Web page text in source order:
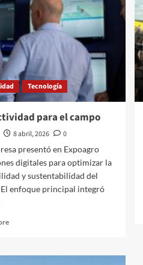
Tecnología
para el campo
8 abril, 2026
0
presentó en Expoagro
digitales para optimizar la
y sustentabilidad del
enfoque principal integró
Read
Conectividad